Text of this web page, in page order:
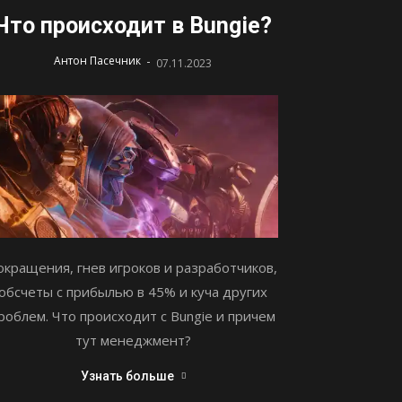
происходит в Bungie?
Антон Пасечник - 07.11.2023
гнев игроков и разработчиков,
с прибылью в 45% и куча других
Что происходит с Bungie и причем
тут менеджмент?
Узнать больше